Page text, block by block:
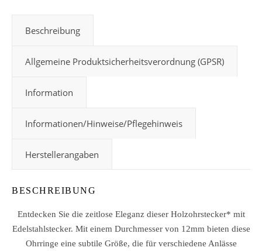
Beschreibung
Allgemeine Produktsicherheitsverordnung (GPSR)
Information
Informationen/Hinweise/Pflegehinweis
Herstellerangaben
BESCHREIBUNG
Entdecken Sie die zeitlose Eleganz dieser Holzohrstecker* mit
Edelstahlstecker. Mit einem Durchmesser von 12mm bieten diese
Ohrringe eine subtile Größe, die für verschiedene Anlässe